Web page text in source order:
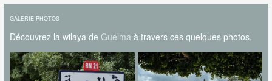
GALERIE PHOTOS
Découvrez la wilaya de Guelma à travers ces quelques photos.